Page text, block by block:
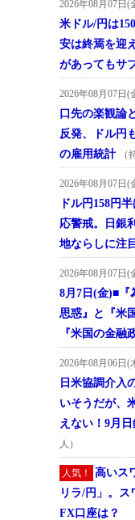
2026年08月07日(
米ドル/円は
安は終焉を迎
があってもサ
2026年08月07日(
口先の楽観論
反発、ドル円
の雇用統計
（
2026年08月07日(
ドル円158円
応警戒。日銀
地ならしに注目
2026年08月07日(
8月7日(金)■『
思惑』と『米
『米国の金
2026年08月06日(
日米協調介入
いそうだが、
えない！9月
人）
人気！
高いス
リラ/円」。
FX口座は？